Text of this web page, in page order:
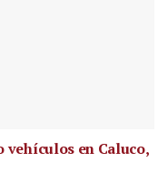
vehículos en Caluco,